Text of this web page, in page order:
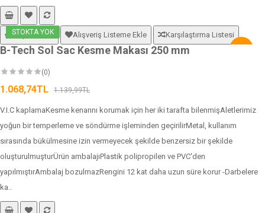
STOKTA YOK
Sepete Ekle Alışveriş Listeme Ekle Karşılaştırma Listesi
B-Tech Sol Sac Kesme Makası 250 mm
(0)
1.068,74TL 1.139,99TL
V.I.C kaplamaKesme kenarını korumak için her iki tarafta bilenmişAletlerimiz
yoğun bir temperleme ve söndürme işleminden geçirilirMetal, kullanım
sırasında bükülmesine izin vermeyecek şekilde benzersiz bir şekilde
oluşturulmuşturÜrün ambalajıPlastik polipropilen ve PVC'den
yapılmıştırAmbalaj bozulmazRengini 12 kat daha uzun süre korur -Darbelere
ka..